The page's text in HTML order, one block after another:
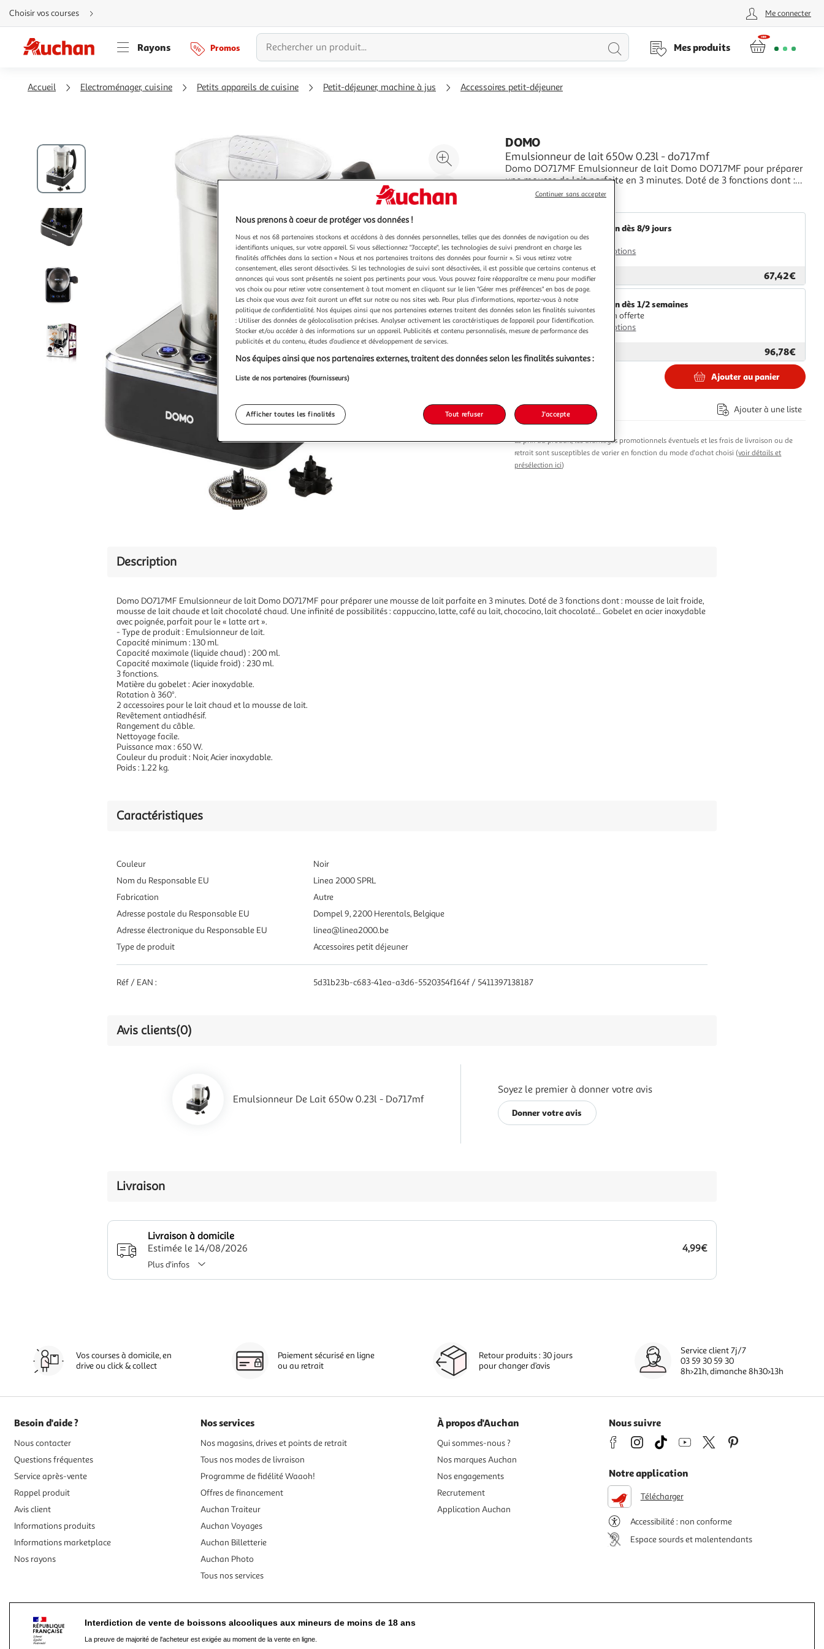
Aller
directement
au
Aller
directement
à
Aller
directement
Choisir vos courses Me connecter
Rayons Promos
Lancer
Mes produits
Accueil Electroménager, cuisine Petits appareils de cuisine Petit-déjeuner, machine à jus Accessoires petit-déjeuner
Agrandir
l'illustration
à
200%
Réduire
l'illustration
100
%
le
produit
DOMO
Emulsionneur de lait 650w 0.23l - do717mf
Domo DO717MF Emulsionneur de lait Domo DO717MF pour préparer
une mousse de lait parfaite en 3 minutes. Doté de 3 fonctions dont :
mousse de lait froide, mousse de lait chaude et lait chocolaté chaud.
En savoir +
Livraison dès 8/9 jours
4,99€
Plus d'options
Vendu par Multishop 67,42€
Livraison dès 1/2 semaines
Livraison offerte
Plus d'options
96,78€
Ajouter au panier
Ajouter à une liste
Le prix du produit, les avantages promotionnels éventuels et les frais de livraison ou de
retrait sont susceptibles de varier en fonction du mode d'achat choisi (voir détails et
présélection ici)
Description
Domo DO717MF Emulsionneur de lait Domo DO717MF pour préparer une mousse de lait parfaite en 3 minutes. Doté de 3 fonctions dont : mousse de lait froide,
mousse de lait chaude et lait chocolaté chaud. Une infinité de possibilités : cappuccino, latte, café au lait, chococino, lait chocolaté... Gobelet en acier inoxydable
avec poignée, parfait pour le « latte art ».
- Type de produit : Emulsionneur de lait.
Capacité minimum : 130 ml.
Capacité maximale (liquide chaud) : 200 ml.
Capacité maximale (liquide froid) : 230 ml.
3 fonctions.
Matière du gobelet : Acier inoxydable.
Rotation à 360°.
2 accessoires pour le lait chaud et la mousse de lait.
Revêtement antiadhésif.
Rangement du câble.
Nettoyage facile.
Puissance max : 650 W.
Couleur du produit : Noir, Acier inoxydable.
Poids : 1.22 kg.
Caractéristiques
Couleur
Noir
Nom du Responsable EU
Linea 2000 SPRL
Fabrication
Autre
Adresse postale du Responsable EU
Dompel 9, 2200 Herentals, Belgique
Adresse électronique du Responsable EU
linea@linea2000.be
Type de produit
Accessoires petit déjeuner
Réf / EAN : 5d31b23b-c683-41ea-a3d6-5520354f164f / 5411397138187
Avis clients(0)
Emulsionneur De Lait 650w 0.23l - Do717mf
Soyez le premier à donner votre avis
Donner votre avis
Livraison
Livraison à domicile
Estimée le 14/08/2026
4,99€
Plus d'infos
Vos courses à domicile, en
drive ou click & collect
Paiement sécurisé en ligne
ou au retrait
Retour produits : 30 jours
pour changer d’avis
Service client 7j/7
03 59 30 59 30
8h>21h, dimanche 8h30>13h
Besoin d'aide ?
Nous contacter
Questions fréquentes
Service après-vente
Rappel produit
Avis client
Informations produits
Informations marketplace
Nos rayons
Nos services
Nos magasins, drives et points de retrait
Tous nos modes de livraison
Programme de fidélité Waaoh!
Offres de financement
Auchan Traiteur
Auchan Voyages
Auchan Billetterie
Auchan Photo
Tous nos services
À propos d'Auchan
Qui sommes-nous ?
Nos marques Auchan
Nos engagements
Recrutement
Application Auchan
Nous suivre
Notre application
Télécharger
Accessibilité : non conforme
Espace sourds et malentendants
Interdiction de vente de boissons alcooliques aux mineurs de moins de 18 ans
La preuve de majorité de l'acheteur est exigée au moment de la vente en ligne.
Nous prenons à coeur de protéger vos données !
Nous et nos 68 partenaires stockons et accédons à des données personnelles, telles que des données de navigation ou des
identifiants uniques, sur votre appareil. Si vous sélectionnez "J'accepte", les technologies de suivi prendront en charge les
finalités affichées dans la section « Nous et nos partenaires traitons des données pour fournir ». Si vous retirez votre
consentement, elles seront désactivées. Si les technologies de suivi sont désactivées, il est possible que certains contenus et
annonces qui vous sont présentés ne soient pas pertinents pour vous. Vous pouvez faire réapparaître ce menu pour modifier
vos choix ou pour retirer votre consentement à tout moment en cliquant sur le lien "Gérer mes préférences" en bas de page.
Les choix que vous avez fait auront un effet sur notre ou nos sites web. Pour plus d’informations, reportez-vous à notre
politique de confidentialité. Nos équipes ainsi que nos partenaires externes traitent des données selon les finalités suivantes
: Utiliser des données de géolocalisation précises. Analyser activement les caractéristiques de l’appareil pour l’identification.
Stocker et/ou accéder à des informations sur un appareil. Publicités et contenu personnalisés, mesure de performance des
publicités et du contenu, études d’audience et développement de services.
Nos équipes ainsi que nos partenaires externes, traitent des données selon les finalités suivantes :
Liste de nos partenaires (fournisseurs)
Afficher toutes les finalités Tout refuser J'accepte
Continuer sans accepter